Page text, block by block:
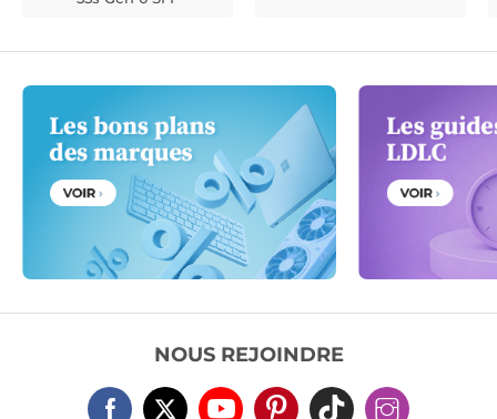
NOUS REJOINDRE